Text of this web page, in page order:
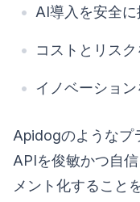
AI導入を安全に
コストとリスク
イノベーション
Apidogのようなプ
APIを俊敏かつ自
メント化すること